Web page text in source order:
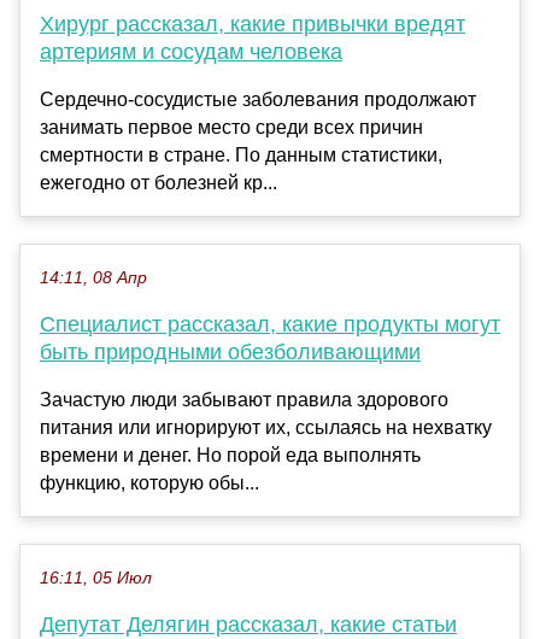
Хирург рассказал, какие привычки вредят
артериям и сосудам человека
Сердечно-сосудистые заболевания продолжают
занимать первое место среди всех причин
смертности в стране. По данным статистики,
ежегодно от болезней кр...
14:11, 08 Апр
Специалист рассказал, какие продукты могут
быть природными обезболивающими
Зачастую люди забывают правила здорового
питания или игнорируют их, ссылаясь на нехватку
времени и денег. Но порой еда выполнять
функцию, которую обы...
16:11, 05 Июл
Депутат Делягин рассказал, какие статьи